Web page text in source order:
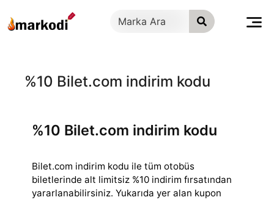
geç
%10 Bilet.com indirim kodu
%10 Bilet.com indirim kodu
Bilet.com indirim kodu ile tüm otobüs
biletlerinde alt limitsiz %10 indirim fırsatından
yararlanabilirsiniz. Yukarıda yer alan kupon